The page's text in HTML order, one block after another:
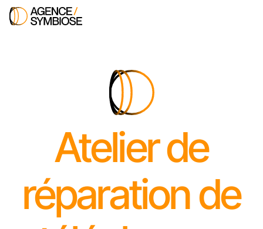
Atelier de
réparation de